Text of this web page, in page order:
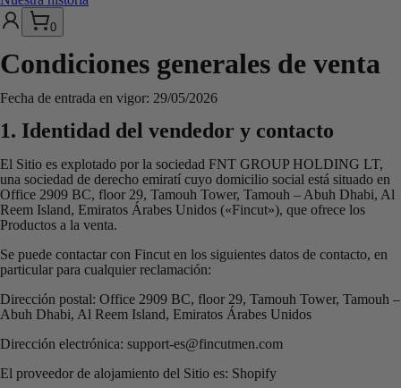
0
Condiciones generales de venta
Fecha de entrada en vigor: 29/05/2026
1. Identidad del vendedor y contacto
El Sitio es explotado por la sociedad FNT GROUP HOLDING LT,
una sociedad de derecho emiratí cuyo domicilio social está situado en
Office 2909 BC, floor 29, Tamouh Tower, Tamouh – Abuh Dhabi, Al
Reem Island, Emiratos Árabes Unidos («Fincut»), que ofrece los
Productos a la venta.
Se puede contactar con Fincut en los siguientes datos de contacto, en
particular para cualquier reclamación:
Dirección postal: Office 2909 BC, floor 29, Tamouh Tower, Tamouh –
Abuh Dhabi, Al Reem Island, Emiratos Árabes Unidos
Dirección electrónica: support-es@fincutmen.com
El proveedor de alojamiento del Sitio es: Shopify